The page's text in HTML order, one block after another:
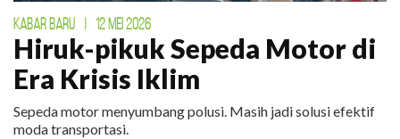
KABAR BARU 12 MEI 2026
Hiruk-pikuk Sepeda Motor di
Era Krisis Iklim
Sepeda motor menyumbang polusi. Masih jadi solusi efektif
moda transportasi.